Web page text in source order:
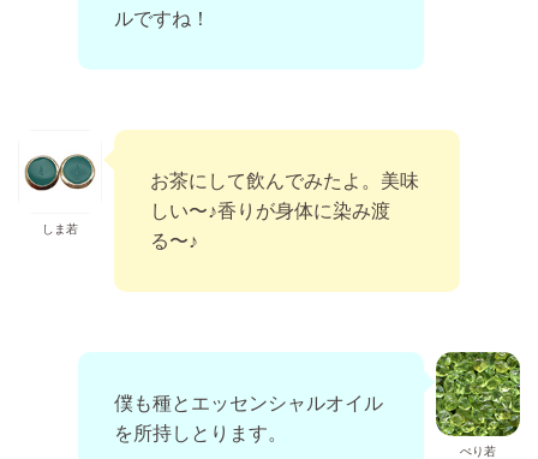
ルですね！
しま若
お茶にして飲んでみたよ。美味
しい〜♪香りが身体に染み渡
る〜♪
ぺり若
僕も種とエッセンシャルオイル
を所持しとります。